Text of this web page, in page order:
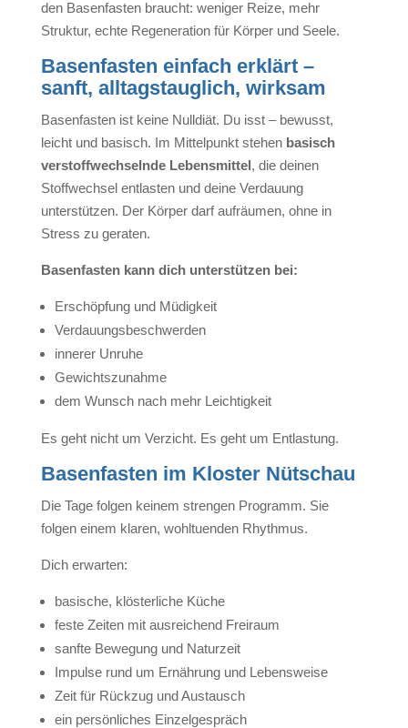
den Basenfasten braucht: weniger Reize, mehr
Struktur, echte Regeneration für Körper und Seele.
Basenfasten einfach erklärt –
sanft, alltagstauglich, wirksam
Basenfasten ist keine Nulldiät. Du isst – bewusst,
leicht und basisch. Im Mittelpunkt stehen basisch
verstoffwechselnde Lebensmittel, die deinen
Stoffwechsel entlasten und deine Verdauung
unterstützen. Der Körper darf aufräumen, ohne in
Stress zu geraten.
Basenfasten kann dich unterstützen bei:
Erschöpfung und Müdigkeit
Verdauungsbeschwerden
innerer Unruhe
Gewichtszunahme
dem Wunsch nach mehr Leichtigkeit
Es geht nicht um Verzicht. Es geht um Entlastung.
Basenfasten im Kloster Nütschau
Die Tage folgen keinem strengen Programm. Sie
folgen einem klaren, wohltuenden Rhythmus.
Dich erwarten:
basische, klösterliche Küche
feste Zeiten mit ausreichend Freiraum
sanfte Bewegung und Naturzeit
Impulse rund um Ernährung und Lebensweise
Zeit für Rückzug und Austausch
ein persönliches Einzelgespräch